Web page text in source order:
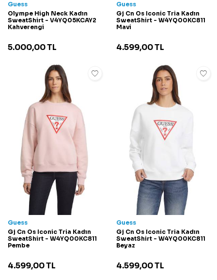
Guess
Olympe High Neck Kadın
SweatShirt - V4YQ05KCAY2
Kahverengi
5.000,00TL
Guess
Gj Cn Os Iconic Tria Kadın
SweatShirt - W4YQ00KC811
Mavi
4.599,00TL
Guess
Gj Cn Os Iconic Tria Kadın
SweatShirt - W4YQ00KC811
Pembe
4.599,00TL
Guess
Gj Cn Os Iconic Tria Kadın
SweatShirt - W4YQ00KC811
Beyaz
4.599,00TL